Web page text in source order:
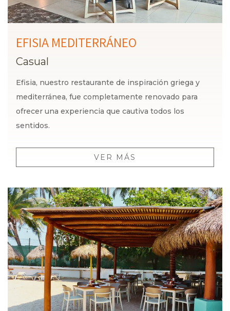
EFISIA MEDITERRÁNEO
Casual
Efisia, nuestro restaurante de inspiración griega y
mediterránea, fue completamente renovado para
ofrecer una experiencia que cautiva todos los
sentidos.
VER MÁS